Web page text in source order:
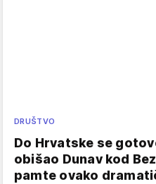
DRUŠTVO
Do Hrvatske se
obišao Dunav kod
pamte ovako